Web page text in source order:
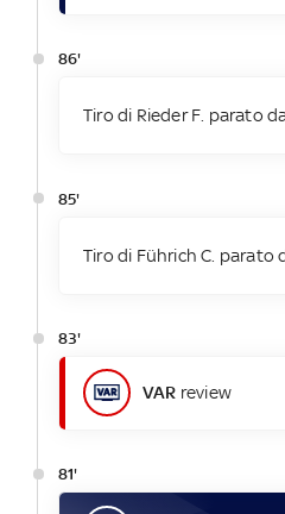
86'
Tiro di Rieder F. parato
85'
Tiro di Führich C. parato
83'
VAR review
81'